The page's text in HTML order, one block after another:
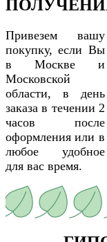
Привезем вашу
покупку, если Вы
в Москве и
Московской
области, в день
заказа в течении 2
часов после
оформления или в
любое удобное
для вас время.